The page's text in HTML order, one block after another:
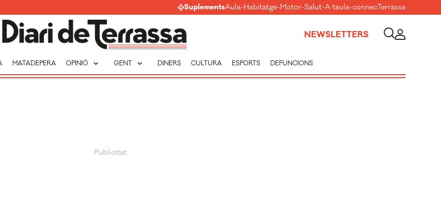
SuplementsAula-Habitatge-Motor-Salut-A taula-connecTerrassa
NEWSLETTERS
MATADEPERA OPINIÓ expand_more GENT expand_more DINERS CULTURA ESPORTS DEFUNCIONS